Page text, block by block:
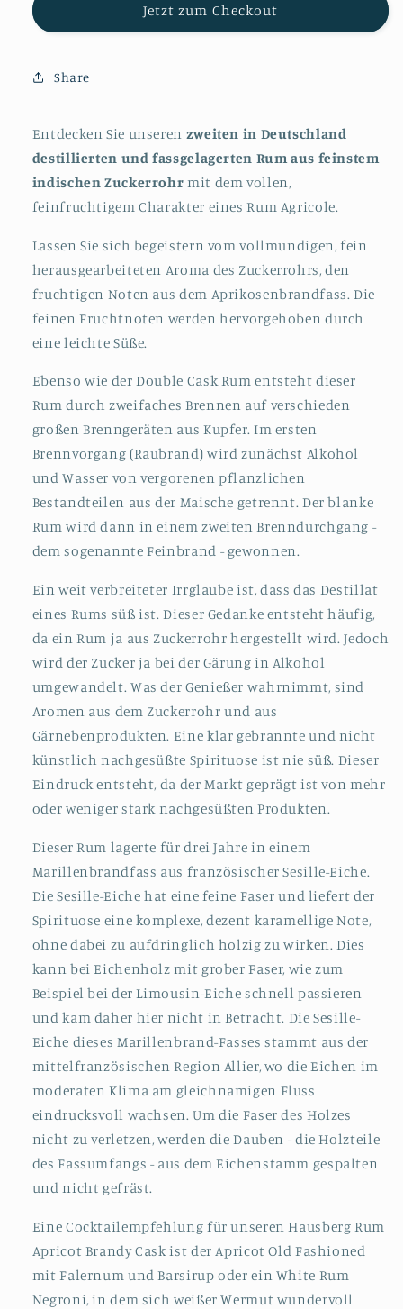
43%
Apricot
43%
Jetzt zum Checkout
Share
Entdecken Sie unseren zweiten in Deutschland
destillierten und fassgelagerten Rumaus feinstem
indischen Zuckerrohr mit dem vollen,
feinfruchtigem Charakter eines Rum Agricole.
Lassen Sie sich begeistern vom vollmundigen, fein
herausgearbeiteten Aroma des Zuckerrohrs, den
fruchtigen Noten aus dem Aprikosenbrandfass. Die
feinen Fruchtnoten werden hervorgehoben durch
eine leichte Süße.
Ebenso wie der Double Cask Rum entsteht dieser
Rum durch zweifaches Brennen auf verschieden
großen Brenngeräten aus Kupfer. Im ersten
Brennvorgang (Raubrand) wird zunächst Alkohol
und Wasser von vergorenen pflanzlichen
Bestandteilen aus der Maische getrennt. Der blanke
Rum wird dann in einem zweiten Brenndurchgang -
dem sogenannte Feinbrand - gewonnen.
Ein weit verbreiteter Irrglaube ist, dass das Destillat
eines Rums süß ist. Dieser Gedanke entsteht häufig,
da ein Rum ja aus Zuckerrohr hergestellt wird. Jedoch
wird der Zucker ja bei der Gärung in Alkohol
umgewandelt. Was der Genießer wahrnimmt, sind
Aromen aus dem Zuckerrohr und aus
Gärnebenprodukten. Eine klar gebrannte und nicht
künstlich nachgesüßte Spirituose ist nie süß. Dieser
Eindruck entsteht, da der Markt geprägt ist von mehr
oder weniger stark nachgesüßten Produkten.
Dieser Rum lagerte für drei Jahre in einem
Marillenbrandfass aus französischer Sesille-Eiche.
Die Sesille-Eiche hat eine feine Faser und liefert der
Spirituose eine komplexe, dezent karamellige Note,
ohne dabei zu aufdringlich holzig zu wirken. Dies
kann bei Eichenholz mit grober Faser, wie zum
Beispiel bei der Limousin-Eiche schnell passieren
und kam daher hier nicht in Betracht. Die Sesille-
Eiche dieses Marillenbrand-Fasses stammt aus der
mittelfranzösischen Region Allier, wo die Eichen im
moderaten Klima am gleichnamigen Fluss
eindrucksvoll wachsen. Um die Faser des Holzes
nicht zu verletzen, werden die Dauben - die Holzteile
des Fassumfangs - aus dem Eichenstamm gespalten
und nicht gefräst.
Eine Cocktailempfehlung für unseren Hausberg Rum
Apricot Brandy Cask ist der Apricot Old Fashioned
mit Falernum und Barsirup oder ein White Rum
Negroni, in dem sich weißer Wermut wundervoll